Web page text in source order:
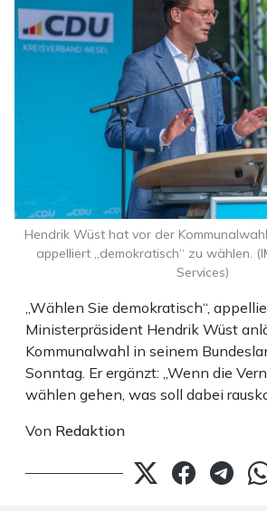
„Wählen Sie demokratisch“,
Ministerpräsident Hendrik Wüst
Kommunalwahl in seinem
Sonntag. Er ergänzt: „Wenn die
wählen gehen, was soll dabei
Von Redaktion
Hendrik Wüst hat vor der
appelliert „demokratisch“ zu wählen.
Services)